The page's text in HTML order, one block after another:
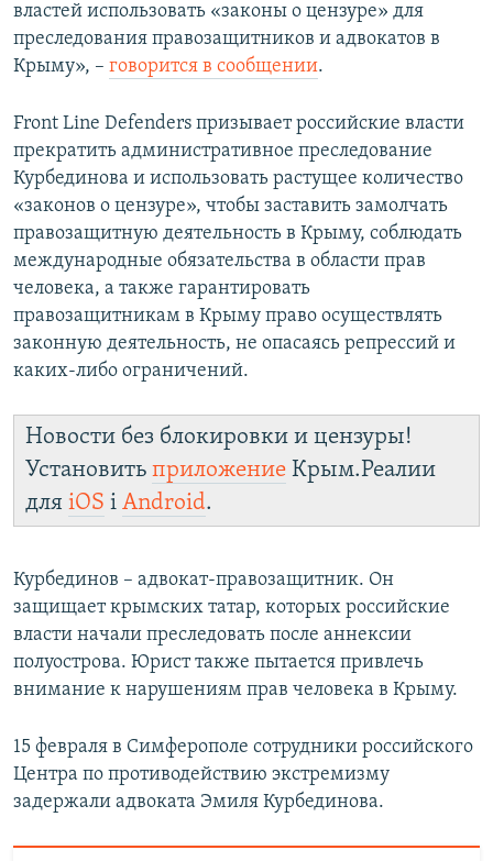
властей использовать «законы о цензуре» для
преследования правозащитников и адвокатов в
Крыму», – говорится в сообщении.
Front Line Defenders призывает российские власти
прекратить административное преследование
Курбединова и использовать растущее количество
«законов о цензуре», чтобы заставить замолчать
правозащитную деятельность в Крыму, соблюдать
международные обязательства в области прав
человека, а также гарантировать
правозащитникам в Крыму право осуществлять
законную деятельность, не опасаясь репрессий и
каких-либо ограничений.
Новости без блокировки и цензуры!
Установить приложение Крым.Реалии
для iOS і Android.
Курбединов – адвокат-правозащитник. Он
защищает крымских татар, которых российские
власти начали преследовать после аннексии
полуострова. Юрист также пытается привлечь
внимание к нарушениям прав человека в Крыму.
15 февраля в Симферополе сотрудники российского
Центра по противодействию экстремизму
задержали адвоката Эмиля Курбединова.